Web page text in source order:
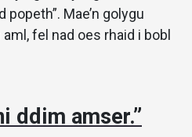
Mae’n golygu
fel nad oes rhaid i bobl
ddim amser.”